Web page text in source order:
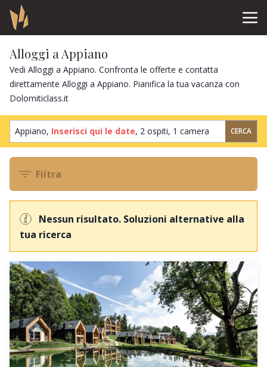
Alloggi a Appiano
Vedi Alloggi a Appiano. Confronta le offerte e contatta
direttamente Alloggi a Appiano. Pianifica la tua vacanza con
Dolomiticlass.it
Appiano, Inserisci qui le date, 2 ospiti, 1 camera CERCA
Filtra
Nessun risultato. Soluzioni alternative alla
tua ricerca